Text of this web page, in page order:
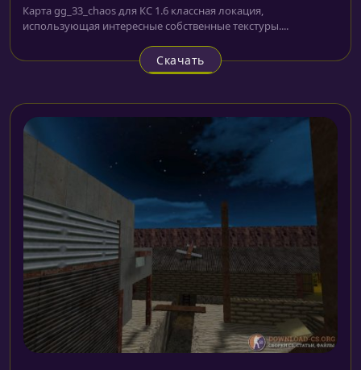
Карта gg_33_chaos для КС 1.6 классная локация,
использующая интересные собственные текстуры....
Скачать